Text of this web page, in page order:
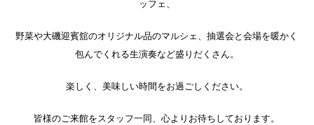
ッフェ、
野菜や大磯迎賓舘のオリジナル品のマルシェ、抽選会と会場を暖かく
包んでくれる生演奏など盛りだくさん。
楽しく、美味しい時間をお過ごしください。
皆様のご来館をスタッフ一同、心よりお待ちしております。